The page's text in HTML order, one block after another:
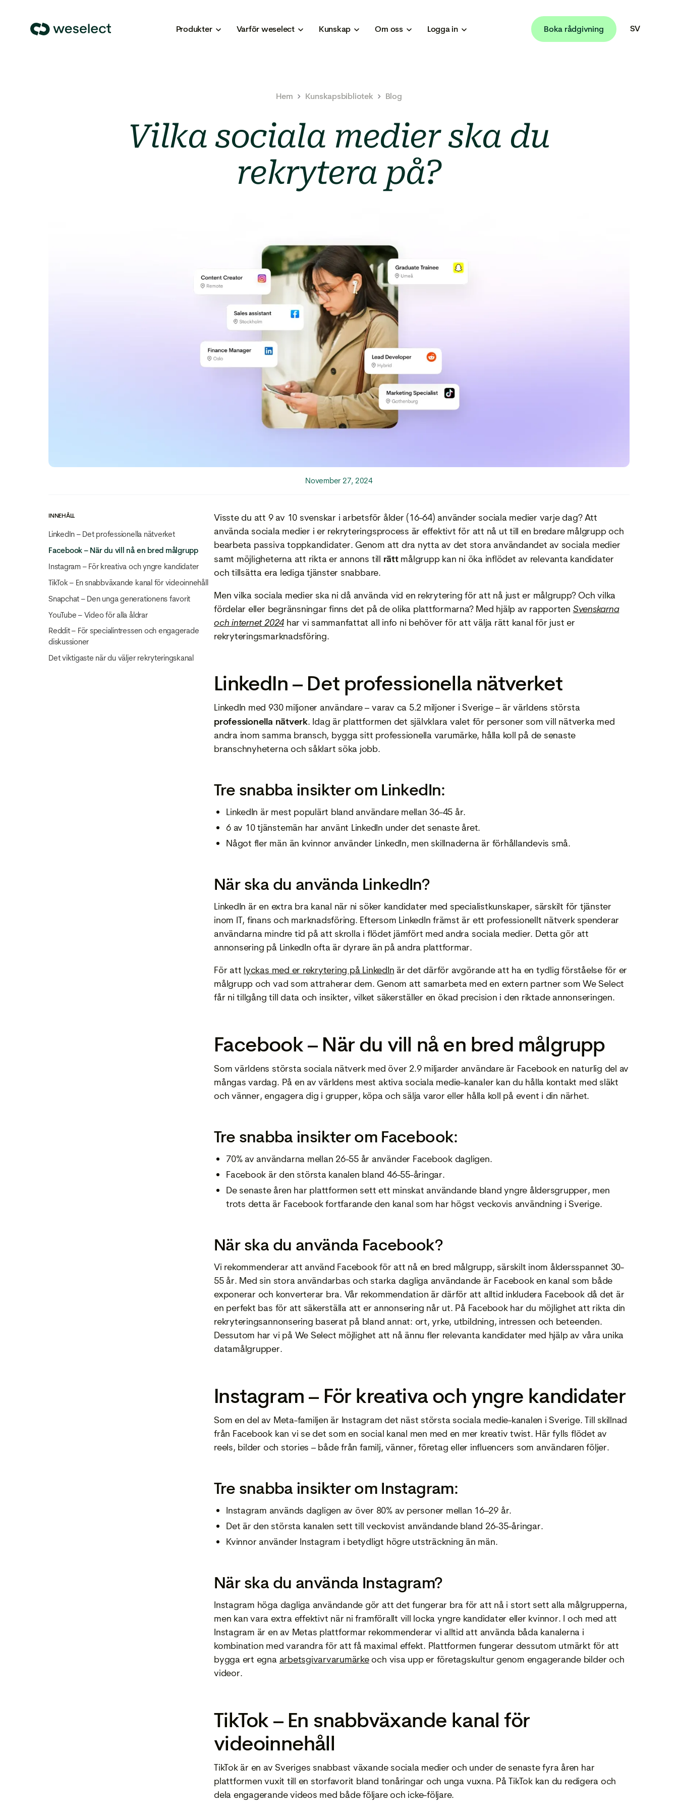
Produkter Varför weselect Kunskap Om oss Logga in Boka rådgivning SV
Hem Kunskapsbibliotek Blog
Vilka sociala medier ska du
rekrytera på?
November 27, 2024
INNEHÅLL
LinkedIn – Det professionella nätverket
Facebook – När du vill nå en bred målgrupp
Instagram – För kreativa och yngre kandidater
TikTok – En snabbväxande kanal för videoinnehåll
Snapchat – Den unga generationens favorit
YouTube – Video för alla åldrar
Reddit – För specialintressen och engagerade
diskussioner
Det viktigaste när du väljer rekryteringskanal
Visste du att 9 av 10 svenskar i arbetsför ålder (16-64) använder sociala medier varje dag? Att
använda sociala medier i er rekryteringsprocess är effektivt för att nå ut till en bredare målgrupp och
bearbeta passiva toppkandidater. Genom att dra nytta av det stora användandet av sociala medier
samt möjligheterna att rikta er annons till rättmålgrupp kan ni öka inflödet av relevanta kandidater
och tillsätta era lediga tjänster snabbare.
Men vilka sociala medier ska ni då använda vid en rekrytering för att nå just er målgrupp? Och vilka
fördelar eller begränsningar finns det på de olika plattformarna? Med hjälp av rapporten Svenskarna
och internet 2024 har vi sammanfattat all info ni behöver för att välja rätt kanal för just er
rekryteringsmarknadsföring.
LinkedIn – Det professionella nätverket
LinkedIn med 930 miljoner användare – varav ca 5.2 miljoner i Sverige – är världens största
professionella nätverk. Idag är plattformen det självklara valet för personer som vill nätverka med
andra inom samma bransch, bygga sitt professionella varumärke, hålla koll på de senaste
branschnyheterna och såklart söka jobb.
Tre snabba insikter om LinkedIn:
LinkedIn är mest populärt bland användare mellan 36-45 år.
6 av 10 tjänstemän har använt LinkedIn under det senaste året.
Något fler män än kvinnor använder LinkedIn, men skillnaderna är förhållandevis små.
När ska du använda LinkedIn?
LinkedIn är en extra bra kanal när ni söker kandidater med specialistkunskaper, särskilt för tjänster
inom IT, finans och marknadsföring. Eftersom LinkedIn främst är ett professionellt nätverk spenderar
användarna mindre tid på att skrolla i flödet jämfört med andra sociala medier. Detta gör att
annonsering på LinkedIn ofta är dyrare än på andra plattformar.
För att lyckas med er rekrytering på LinkedIn är det därför avgörande att ha en tydlig förståelse för er
målgrupp och vad som attraherar dem. Genom att samarbeta med en extern partner som We Select
får ni tillgång till data och insikter, vilket säkerställer en ökad precision i den riktade annonseringen.
Facebook – När du vill nå en bred målgrupp
Som världens största sociala nätverk med över 2.9 miljarder användare är Facebook en naturlig del av
mångas vardag. På en av världens mest aktiva sociala medie-kanaler kan du hålla kontakt med släkt
och vänner, engagera dig i grupper, köpa och sälja varor eller hålla koll på event i din närhet.
Tre snabba insikter om Facebook:
70% av användarna mellan 26-55 år använder Facebook dagligen.
Facebook är den största kanalen bland 46-55-åringar.
De senaste åren har plattformen sett ett minskat användande bland yngre åldersgrupper, men
trots detta är Facebook fortfarande den kanal som har högst veckovis användning i Sverige.
När ska du använda Facebook?
Vi rekommenderar att använd Facebook för att nå en bred målgrupp, särskilt inom åldersspannet 30-
55 år. Med sin stora användarbas och starka dagliga användande är Facebook en kanal som både
exponerar och konverterar bra. Vår rekommendation är därför att alltid inkludera Facebook då det är
en perfekt bas för att säkerställa att er annonsering når ut. På Facebook har du möjlighet att rikta din
rekryteringsannonsering baserat på bland annat: ort, yrke, utbildning, intressen och beteenden.
Dessutom har vi på We Select möjlighet att nå ännu fler relevanta kandidater med hjälp av våra unika
datamålgrupper.
Instagram – För kreativa och yngre kandidater
Som en del av Meta-familjen är Instagram det näst största sociala medie-kanalen i Sverige. Till skillnad
från Facebook kan vi se det som en social kanal men med en mer kreativ twist. Här fylls flödet av
reels, bilder och stories – både från familj, vänner, företag eller influencers som användaren följer.
Tre snabba insikter om Instagram:
Instagram används dagligen av över 80% av personer mellan 16–29 år.
Det är den största kanalen sett till veckovist användande bland 26-35-åringar.
Kvinnor använder Instagram i betydligt högre utsträckning än män.
När ska du använda Instagram?
Instagram höga dagliga användande gör att det fungerar bra för att nå i stort sett alla målgrupperna,
men kan vara extra effektivt när ni framförallt vill locka yngre kandidater eller kvinnor. I och med att
Instagram är en av Metas plattformar rekommenderar vi alltid att använda båda kanalerna i
kombination med varandra för att få maximal effekt. Plattformen fungerar dessutom utmärkt för att
bygga ert egna arbetsgivarvarumärkeoch visa upp er företagskultur genom engagerande bilder och
videor.
TikTok – En snabbväxande kanal för
videoinnehåll
TikTok är en av Sveriges snabbast växande sociala medier och under de senaste fyra åren har
plattformen vuxit till en storfavorit bland tonåringar och unga vuxna. På TikTok kan du redigera och
dela engagerande videos med både följare och icke-följare.